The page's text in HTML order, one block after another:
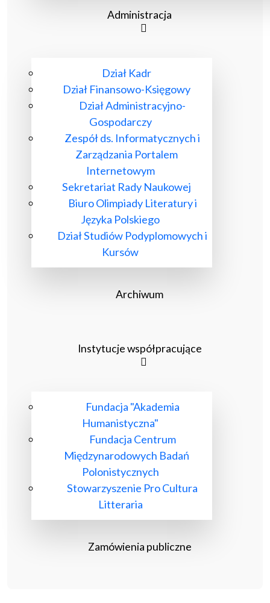
Administracja
Dział Kadr
Dział Finansowo-Księgowy
Dział Administracyjno-
Gospodarczy
Zespół ds. Informatycznych i
Zarządzania Portalem
Internetowym
Sekretariat Rady Naukowej
Biuro Olimpiady Literatury i
Języka Polskiego
Dział Studiów Podyplomowych i
Kursów
Archiwum
Instytucje współpracujące
Fundacja "Akademia
Humanistyczna"
Fundacja Centrum
Międzynarodowych Badań
Polonistycznych
Stowarzyszenie Pro Cultura
Litteraria
Zamówienia publiczne